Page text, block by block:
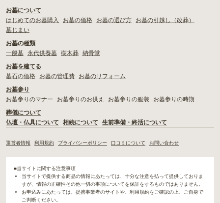
お墓について
はじめてのお墓購入
お墓の価格 お墓の選び方
お墓の引越し（改葬）
墓じまい
お墓の種類
一般墓
永代供養墓 樹木葬 納骨堂
お墓を建てる
墓石の価格
お墓の管理費
お墓のリフォーム
お墓参り
お墓参りのマナー
お墓参りのお供え お墓参りの服装
お墓参りの時期
葬儀について
仏壇・仏具について
相続について 生前準備・終活について
運営者情報 利用規約 プライバシーポリシー 口コミについて お問い合わせ
■当サイトに関する注意事項
当サイトで提供する商品の情報にあたっては、十分な注意を払って提供しておりま
すが、情報の正確性その他一切の事項についてを保証をするものではありません。
お申込みにあたっては、提携事業者のサイトや、利用規約をご確認の上、ご自身で
ご判断ください。